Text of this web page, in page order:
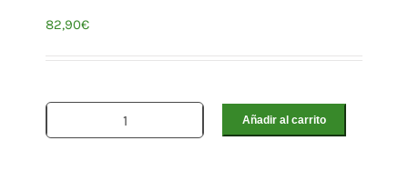
82,90€
Añadir al carrito